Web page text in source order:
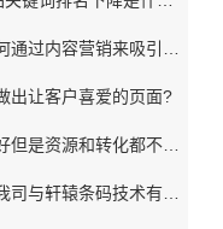
出让客户喜爱的页面?